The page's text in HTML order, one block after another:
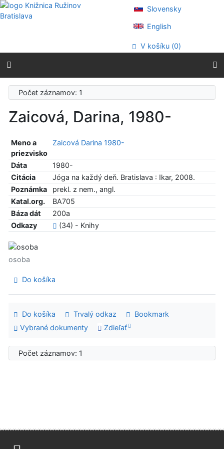
Prejsť na obsah
Prejsť na menu
Prehlásenie o webovej prístupnosti
Slovensky
English
V košíku (0)
Počet záznamov: 1
Zaicová, Darina, 1980-
Meno a
priezvisko
Zaicová Darina 1980-
Dáta
1980-
Citácia
Jóga na každý deň. Bratislava : Ikar, 2008.
Poznámka
prekl. z nem., angl.
Katal.org.
BA705
Báza dát
200a
Odkazy
(34) - Knihy
osoba
Do košíka
Do košíka Trvalý odkaz
Bookmark
Vybrané dokumenty
Zdieľať
Počet záznamov: 1